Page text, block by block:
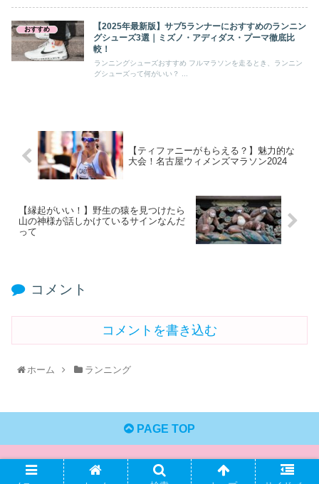
おすすめ
【2025年最新版】サブ5ランナーにおすすめのランニン
グシューズ3選｜ミズノ・アディダス・プーマ徹底比
較！
ランニングシューズおすすめ フルマラソンを走るとき、ランニン
グシューズって何がいい？ ...
【ティファニーがもらえる？】魅力的な
大会！名古屋ウィメンズマラソン2024
【縁起がいい！】野生の猿を見つけたら
山の神様が話しかけているサインなんだ
って
コメント
コメントを書き込む
ホーム ランニング
PAGE TOP